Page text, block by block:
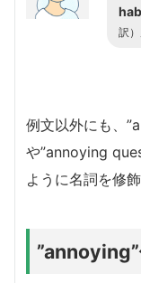
訳）
例文以外にも、
や”annoying
ように名詞を修飾